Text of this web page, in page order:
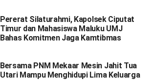
Pererat Silaturahmi, Kapolsek Ciputat
Timur dan Mahasiswa Maluku UMJ
Bahas Komitmen Jaga Kamtibmas
Bersama PNM Mekaar Mesin Jahit Tua
Utari Mampu Menghidupi Lima Keluarga